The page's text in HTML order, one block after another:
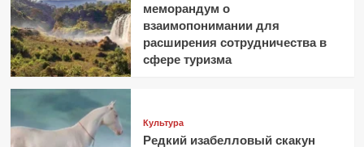
меморандум о
взаимопонимании для
расширения сотрудничества в
сфере туризма
Культура
Редкий изабелловый скакун